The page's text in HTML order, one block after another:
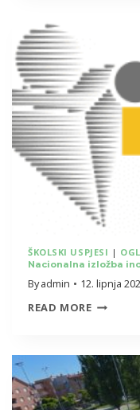
ŠKOLSKI USPJESI |
Nacionalna izložba
Byadmin
12. lipnja
READ MORE
MLADIH
INOVA